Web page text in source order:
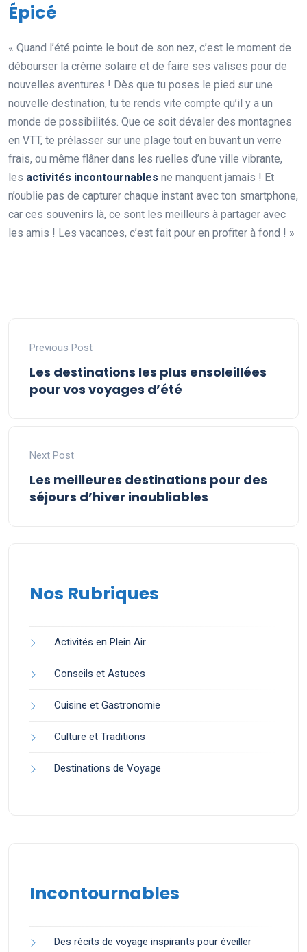
Épicé
« Quand l’été pointe le bout de son nez, c’est le moment de
débourser la crème solaire et de faire ses valises pour de
nouvelles aventures ! Dès que tu poses le pied sur une
nouvelle destination, tu te rends vite compte qu’il y a un
monde de possibilités. Que ce soit dévaler des montagnes
en VTT, te prélasser sur une plage tout en buvant un verre
frais, ou même flâner dans les ruelles d’une ville vibrante,
les activités incontournables ne manquent jamais ! Et
n’oublie pas de capturer chaque instant avec ton smartphone,
car ces souvenirs là, ce sont les meilleurs à partager avec
les amis ! Les vacances, c’est fait pour en profiter à fond ! »
Previous Post
Les destinations les plus ensoleillées
pour vos voyages d’été
Next Post
Les meilleures destinations pour des
séjours d’hiver inoubliables
Nos Rubriques
Activités en Plein Air
Conseils et Astuces
Cuisine et Gastronomie
Culture et Traditions
Destinations de Voyage
Incontournables
Des récits de voyage inspirants pour éveiller